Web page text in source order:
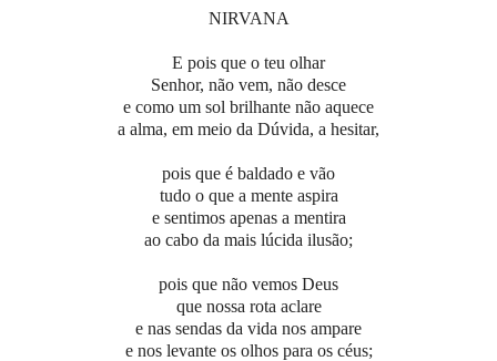
NIRVANA
E pois que o teu olhar
Senhor, não vem, não desce
e como um sol brilhante não aquece
a alma, em meio da Dúvida, a hesitar,
pois que é baldado e vão
tudo o que a mente aspira
e sentimos apenas a mentira
ao cabo da mais lúcida ilusão;
pois que não vemos Deus
que nossa rota aclare
e nas sendas da vida nos ampare
e nos levante os olhos para os céus;